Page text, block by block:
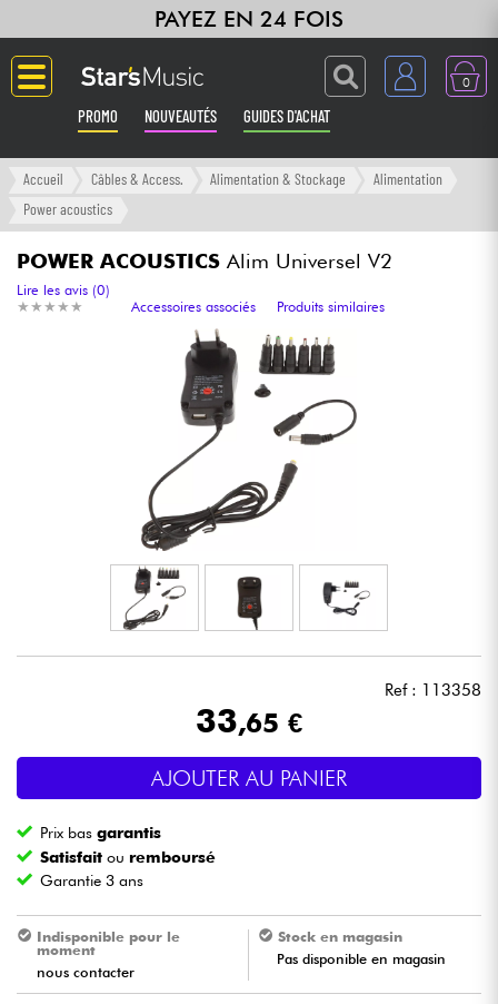
PAYEZ EN 24 FOIS
0
PROMO NOUVEAUTÉS GUIDES D'ACHAT
Langue
Amplis & Effets
Claviers & Pianos
Synthés & Sampleurs
Casques
Micros & HF
Eclairage
Vents
Violons & Quatuor
Eveil Musical
Accueil Câbles & Access. Alimentation & Stockage
Alimentation
Power acoustics
POWER ACOUSTICS Alim Universel V2
★ ★ ★ ★ ★
★ ★ ★ ★ ★
Lire les avis (0)
Accessoires associés
Produits similaires
Ref : 113358
33,65 €
AJOUTER AU PANIER
Prix basgarantis
Satisfait ou remboursé
Garantie 3 ans
Indisponible pour le
moment
nous contacter
Stock en magasin
Pas disponible en magasin